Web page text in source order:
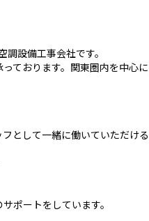
設備工事会社です。
ております。関東圏内を中心
として一緒に働いていただける
ポートをしています。